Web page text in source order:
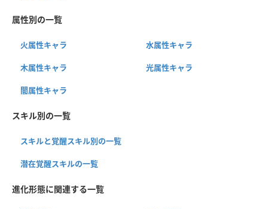
属性別の一覧
火属性キャラ 水属性キャラ
木属性キャラ 光属性キャラ
闇属性キャラ
スキル別の一覧
スキルと覚醒スキル別の一覧
潜在覚醒スキルの一覧
進化形態に関連する一覧